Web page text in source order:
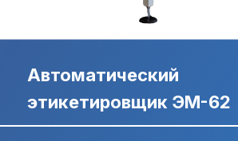
zakaz@praktikm.ru
+7 (495) 677-97-37
Задать вопрос в
КОНСУЛЬТАЦИЮ
Автоматический
этикетировщик ЭМ-62